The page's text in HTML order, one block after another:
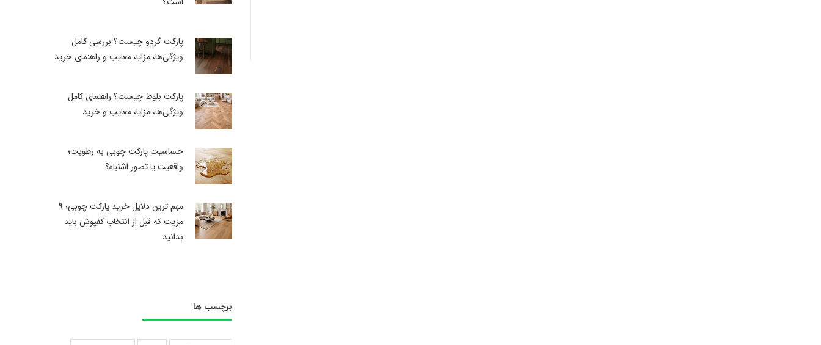
پارکت گردو چیست؟ بررسی کامل
ویژگی‌ها، مزایا، معایب و راهنمای خرید
پارکت بلوط چیست؟ راهنمای کامل
ویژگی‌ها، مزایا، معایب و خرید
حساسیت پارکت چوبی به رطوبت؛
واقعیت یا تصور اشتباه؟
مهم ترین دلایل خرید پارکت چوبی؛ ۹
مزیت که قبل از انتخاب کفپوش باید
بدانید
برچسب ها